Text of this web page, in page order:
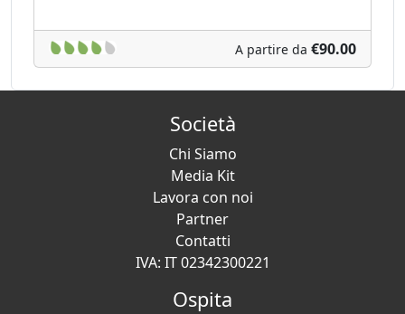
A partire da €90.00
Società
Chi Siamo
Media Kit
Lavora con noi
Partner
Contatti
IVA: IT 02342300221
Ospita